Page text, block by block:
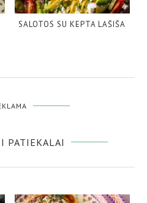
SALOTOS SU KEPTA LAŠIŠA
PATIEKALAI